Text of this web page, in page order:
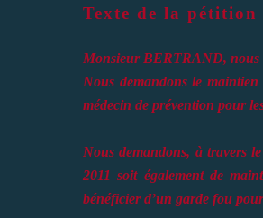
Texte de la pétition
Monsieur BERTRAND, nous
Nous demandons le
médecin de prévention pour
Nous demandons, à travers
2011 soit également de
bénéficier d’un garde fou